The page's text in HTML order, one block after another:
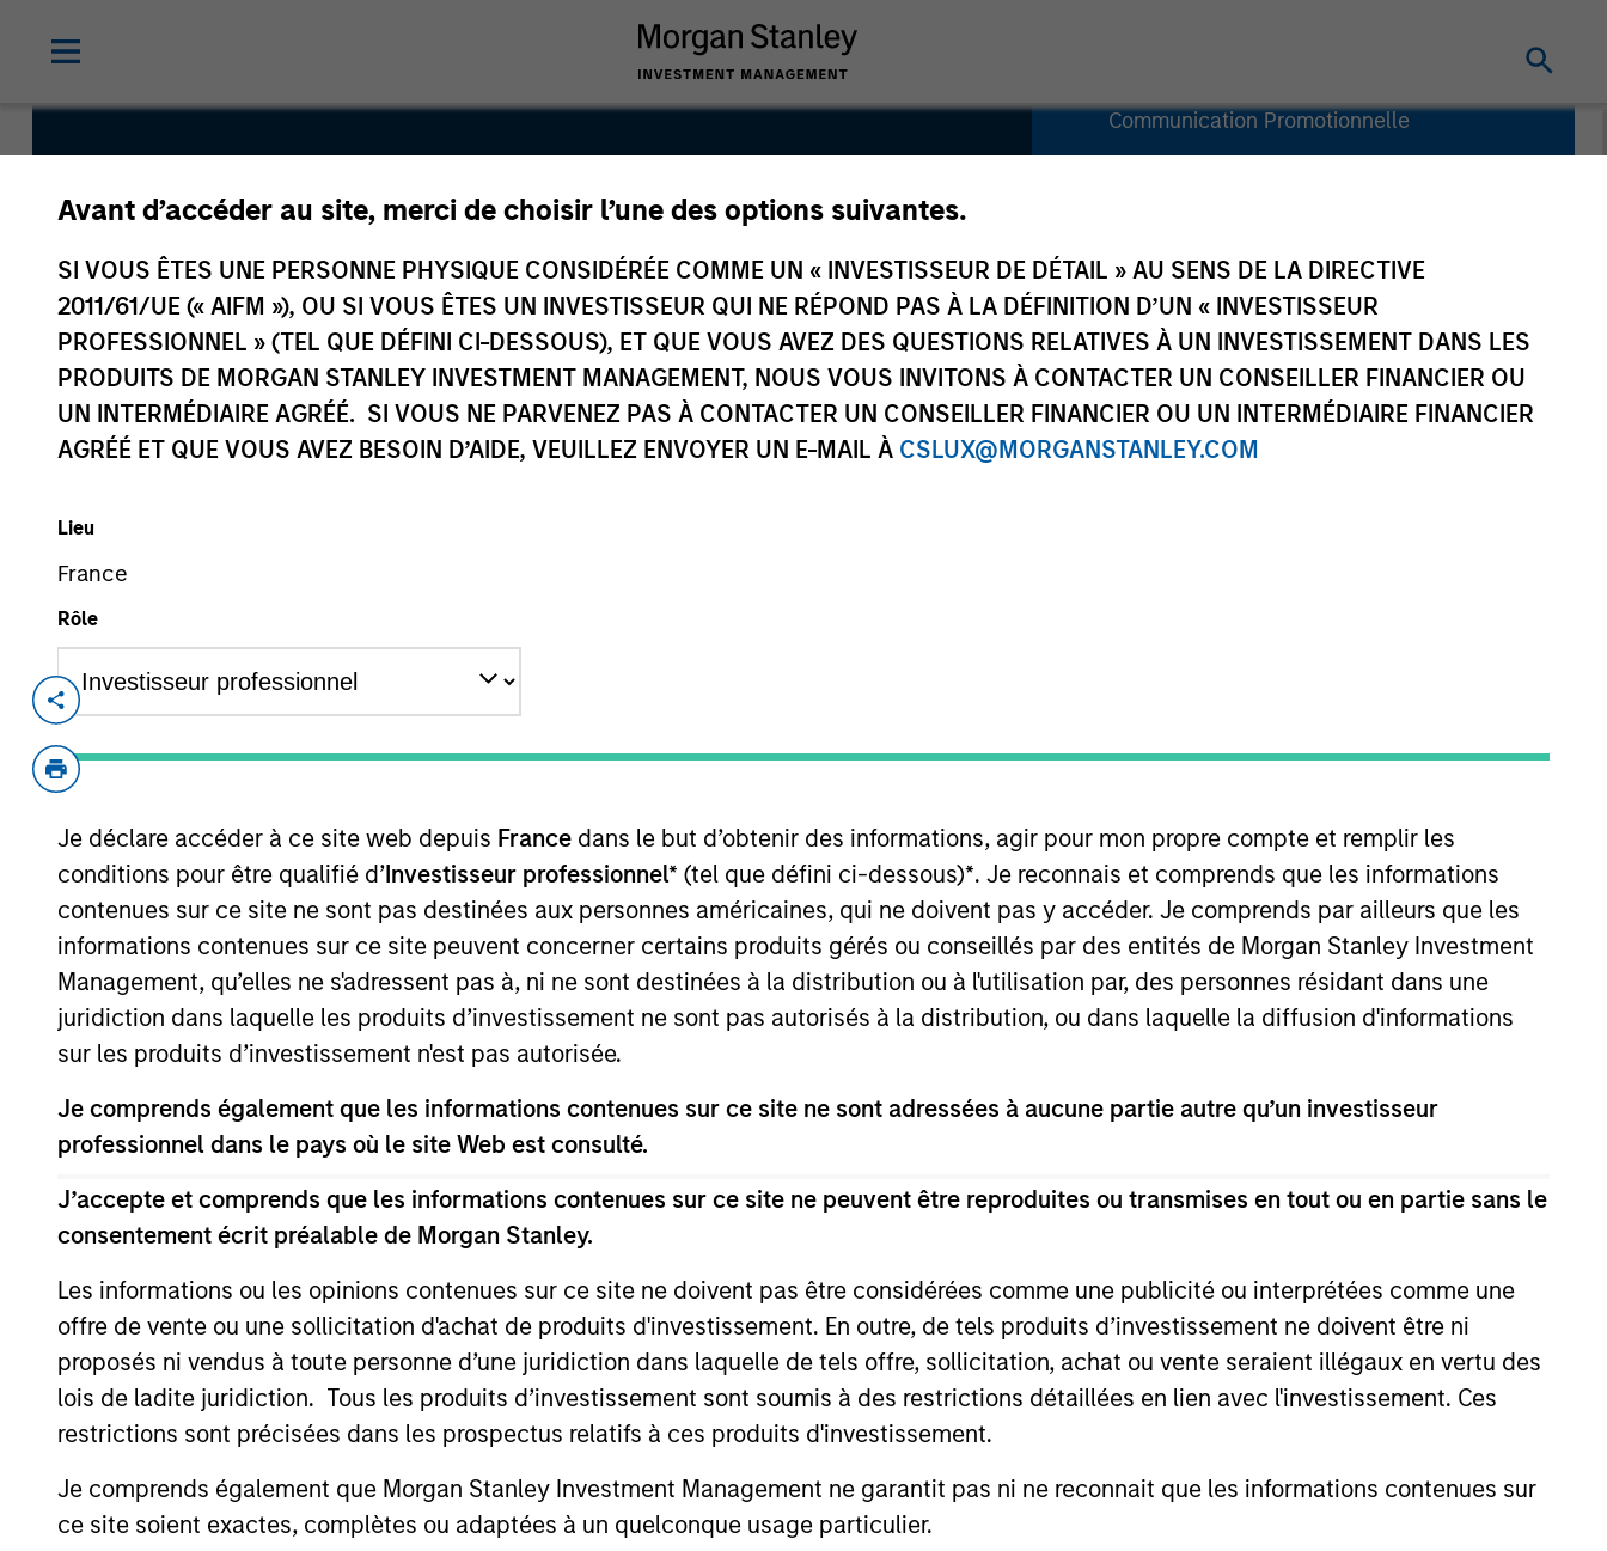
Avant d’accéder au site, merci de choisir l’une des options suivantes.
SI VOUS ÊTES UNE PERSONNE PHYSIQUE CONSIDÉRÉE COMME UN « INVESTISSEUR DE DÉTAIL » AU SENS DE LA DIRECTIVE
2011/61/UE (« AIFM »), OU SI VOUS ÊTES UN INVESTISSEUR QUI NE RÉPOND PAS À LA DÉFINITION D’UN « INVESTISSEUR
PROFESSIONNEL » (TEL QUE DÉFINI CI-DESSOUS), ET QUE VOUS AVEZ DES QUESTIONS RELATIVES À UN INVESTISSEMENT DANS LES
PRODUITS DE MORGAN STANLEY INVESTMENT MANAGEMENT, NOUS VOUS INVITONS À CONTACTER UN CONSEILLER FINANCIER OU
UN INTERMÉDIAIRE AGRÉÉ. SI VOUS NE PARVENEZ PAS À CONTACTER UN CONSEILLER FINANCIER OU UN INTERMÉDIAIRE FINANCIER
AGRÉÉ ET QUE VOUS AVEZ BESOIN D’AIDE, VEUILLEZ ENVOYER UN E-MAIL À CSLUX@MORGANSTANLEY.COM
Lieu
France
Rôle
Je déclare accéder à ce site web depuis France dans le but d’obtenir des informations, agir pour mon propre compte et remplir les
conditions pour être qualifié d’Investisseur professionnel* (tel que défini ci-dessous)*. Je reconnais et comprends que les informations
contenues sur ce site ne sont pas destinées aux personnes américaines, qui ne doivent pas y accéder. Je comprends par ailleurs que les
informations contenues sur ce site peuvent concerner certains produits gérés ou conseillés par des entités de Morgan Stanley Investment
Management, qu’elles ne s'adressent pas à, ni ne sont destinées à la distribution ou à l'utilisation par, des personnes résidant dans une
juridiction dans laquelle les produits d’investissement ne sont pas autorisés à la distribution, ou dans laquelle la diffusion d'informations
sur les produits d’investissement n'est pas autorisée.
Je comprends également que les informations contenues sur ce site ne sont adressées à aucune partie autre qu’un investisseur
professionnel dans le pays où le site Web est consulté.
J’accepte et comprends que les informations contenues sur ce site ne peuvent être reproduites ou transmises en tout ou en partie sans le
consentement écrit préalable de Morgan Stanley.
Les informations ou les opinions contenues sur ce site ne doivent pas être considérées comme une publicité ou interprétées comme une
offre de vente ou une sollicitation d'achat de produits d'investissement. En outre, de tels produits d’investissement ne doivent être ni
proposés ni vendus à toute personne d’une juridiction dans laquelle de tels offre, sollicitation, achat ou vente seraient illégaux en vertu des
lois de ladite juridiction. Tous les produits d’investissement sont soumis à des restrictions détaillées en lien avec l'investissement. Ces
restrictions sont précisées dans les prospectus relatifs à ces produits d'investissement.
Je comprends également que Morgan Stanley Investment Management ne garantit pas ni ne reconnait que les informations contenues sur
ce site soient exactes, complètes ou adaptées à un quelconque usage particulier.
Systematic Liquid
Alpha Fund
Communication Promotionnelle
l’investisseur
(KID)
Présentation générale
Objectif d’Investissement
Offrir des rendements totaux attractifs, avec une faible corrélation avec les classes d'actifs traditionnelles et une volatilité annualisée cible
de 8 %.
Approche d’investissement
Cherche à générer un niveau attractif de performance totale, assorti d’une potentielle faible corrélation avec les classes d'actifs
traditionnelles (obligations et actions) et d’une volatilité annualisée cible de 8 % sur le long terme. L'équipe de gestion cherche à atteindre
son objectif principalement en s'exposant à un ensemble diversifié de stratégies d'investissement dans différentes classes d'actifs,
directement ou indirectement, à savoir des actions, des obligations, des équivalents de trésorerie, des devises et des matières premières
d’investissement.
Caractéristiques du fonds